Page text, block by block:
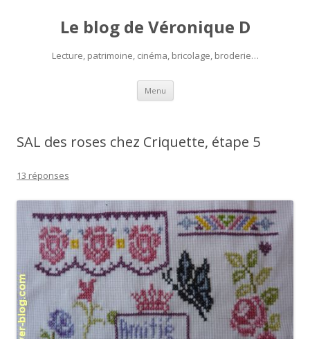
Le blog de Véronique D
Lecture, patrimoine, cinéma, bricolage, broderie…
Menu Aller
contenu
SAL des roses chez Criquette, étape 5
13 réponses